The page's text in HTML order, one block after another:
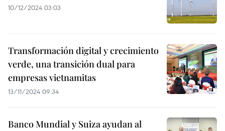
10/12/2024 03:03
Transformación digital y crecimiento
verde, una transición dual para
empresas vietnamitas
13/11/2024 09:34
Banco Mundial y Suiza ayudan al